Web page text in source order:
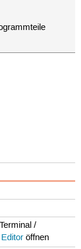
/
Editor öffnen